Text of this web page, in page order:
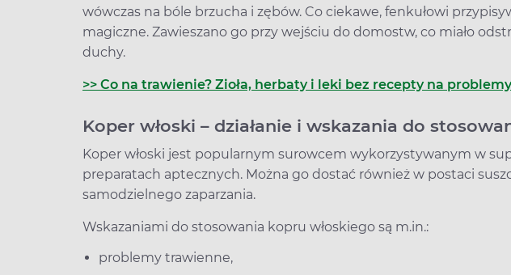
wówczas na bóle brzucha i zębów. Co ciekawe, fenkułowi
magiczne. Zawieszano go przy wejściu do domostw, co miało
duchy.
>> Co na trawienie? Zioła, herbaty i leki bez recepty na
Koper włoski – działanie i wskazania do
Koper włoski jest popularnym surowcem wykorzystywanym w
preparatach aptecznych. Można go dostać również w postaci
samodzielnego zaparzania.
Wskazaniami do stosowania kopru włoskiego są m.in.:
problemy trawienne,